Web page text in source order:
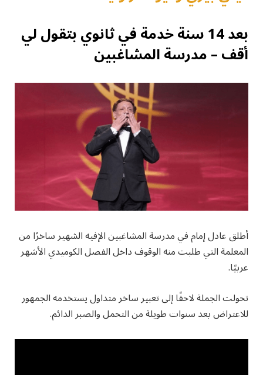
بعد 14 سنة خدمة في ثانوي بتقول لي
أقف – مدرسة المشاغبين
أطلق عادل إمام في مدرسة المشاغبين الإفيه الشهير ساخرًا من
المعلمة التي طلبت منه الوقوف داخل الفصل الكوميدي الأشهر
عربيًا.
تحولت الجملة لاحقًا إلى تعبير ساخر متداول يستخدمه الجمهور
للاعتراض بعد سنوات طويلة من التحمل والصبر الدائم.